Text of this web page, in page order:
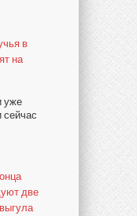
в
на
уже
сейчас
две